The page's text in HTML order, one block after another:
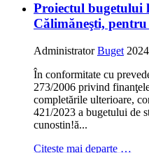
Proiectul bugetului
Călimăneşti,
AdministratorBuget
În conformitate cu
273/2006 privind
completările ulterioare,
421/2023 a bugetului de
cunostin!ă...
Citește mai departe …